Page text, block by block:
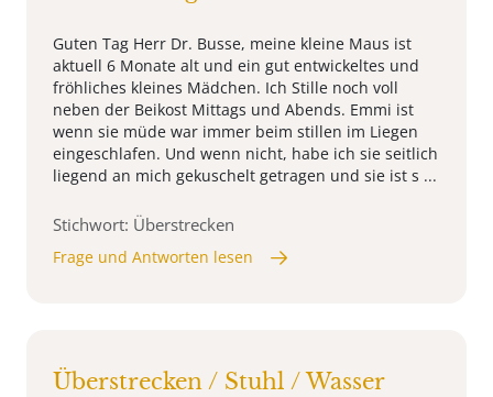
Guten Tag Herr Dr. Busse, meine kleine Maus ist
aktuell 6 Monate alt und ein gut entwickeltes und
fröhliches kleines Mädchen. Ich Stille noch voll
neben der Beikost Mittags und Abends. Emmi ist
wenn sie müde war immer beim stillen im Liegen
eingeschlafen. Und wenn nicht, habe ich sie seitlich
liegend an mich gekuschelt getragen und sie ist s ...
Stichwort: Überstrecken
Frage und Antworten lesen
Überstrecken / Stuhl / Wasser